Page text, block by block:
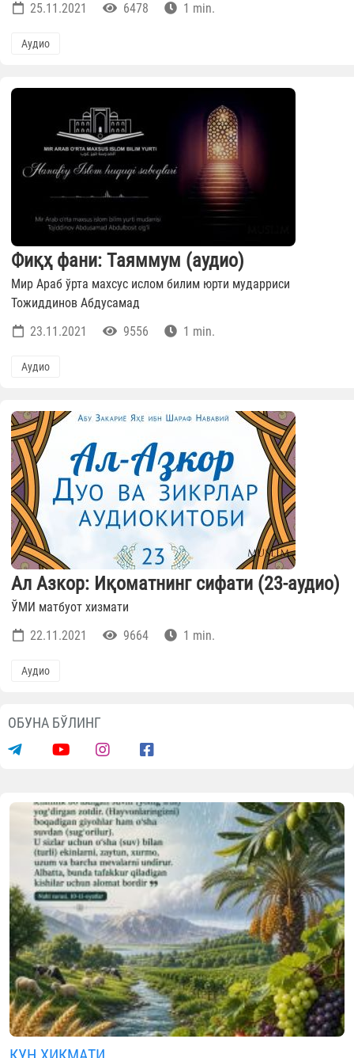
25.11.2021 6478 1 min.
Аудио
Фиқҳ фани: Таяммум (аудио)
Мир Араб ўрта махсус ислом билим юрти мударриси
Тожиддинов Абдусамад
23.11.2021
9556 1 min.
Аудио
Ал Азкор: Иқоматнинг сифати (23-аудио)
ЎМИ матбуот хизмати
22.11.2021
9664 1 min.
Аудио
ОБУНА БЎЛИНГ